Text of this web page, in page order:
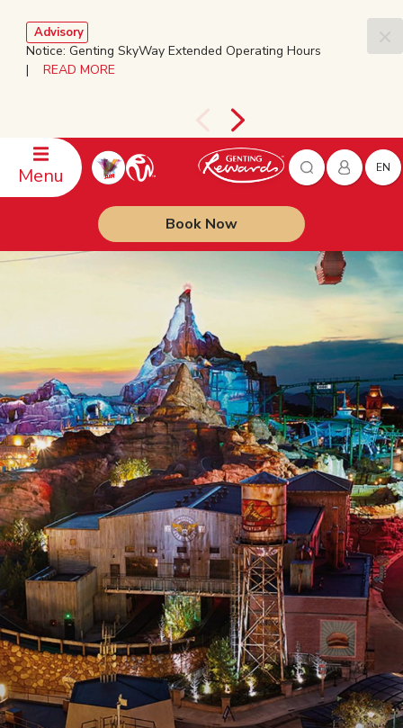
Advisory
Notice: Genting SkyWay Extended Operating Hours
| READ MORE
Menu EN
Book Now